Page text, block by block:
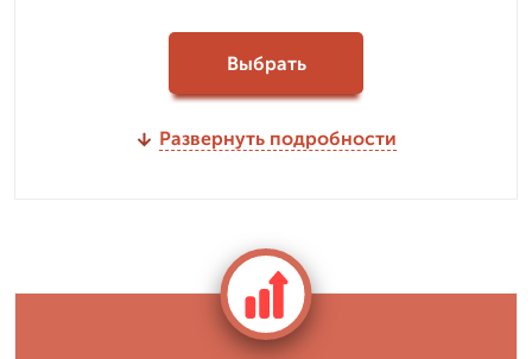
Выбрать
Развернуть подробности